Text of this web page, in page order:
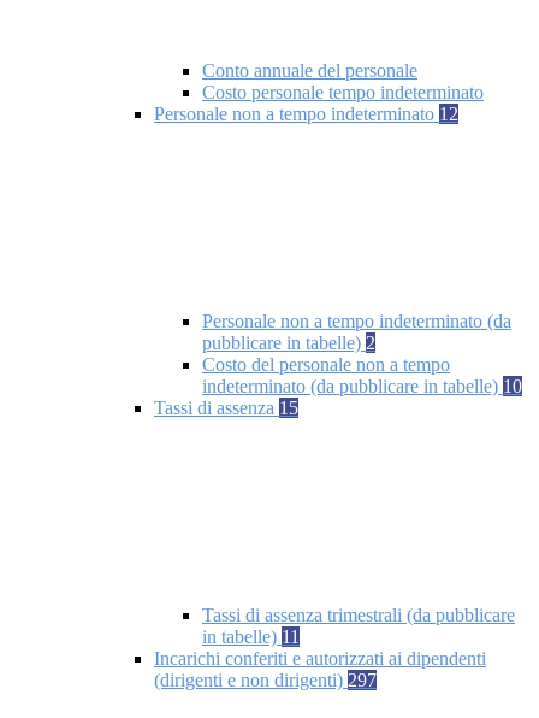
Conto annuale del personale
Costo personale tempo indeterminato
Personale non a tempo indeterminato 12
Personale non a tempo indeterminato (da
pubblicare in tabelle) 2
Costo del personale non a tempo
indeterminato (da pubblicare in tabelle) 10
Tassi di assenza 15
Tassi di assenza trimestrali (da pubblicare
in tabelle) 11
Incarichi conferiti e autorizzati ai dipendenti
(dirigenti e non dirigenti) 297